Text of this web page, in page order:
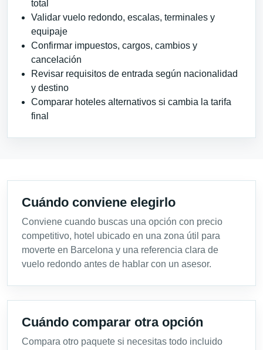
total
Validar vuelo redondo, escalas, terminales y
equipaje
Confirmar impuestos, cargos, cambios y
cancelación
Revisar requisitos de entrada según nacionalidad
y destino
Comparar hoteles alternativos si cambia la tarifa
final
Cuándo conviene elegirlo
Conviene cuando buscas una opción con precio
competitivo, hotel ubicado en una zona útil para
moverte en Barcelona y una referencia clara de
vuelo redondo antes de hablar con un asesor.
Cuándo comparar otra opción
Compara otro paquete si necesitas todo incluido